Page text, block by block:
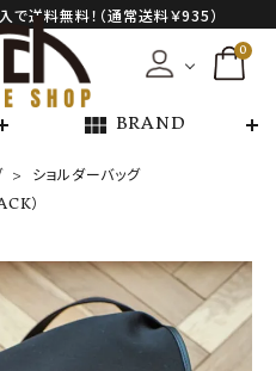
送料無料！（通常送料￥935）
0
view_module BRAND
ショルダーバッグ
）